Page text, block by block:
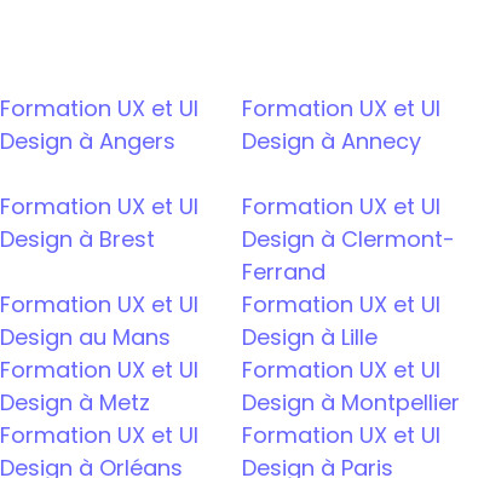
Formation UX et UI
Design à Angers
Formation UX et UI
Design à Annecy
Formation UX et UI
Design à Brest
Formation UX et UI
Design à Clermont-
Ferrand
Formation UX et UI
Design au Mans
Formation UX et UI
Design à Lille
Formation UX et UI
Design à Metz
Formation UX et UI
Design à Montpellier
Formation UX et UI
Design à Orléans
Formation UX et UI
Design à Paris